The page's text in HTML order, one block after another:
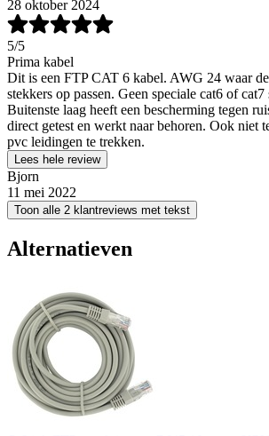
28 oktober 2024
5/5
Prima kabel
Dit is een FTP CAT 6 kabel. AWG 24 waar
stekkers op passen. Geen speciale cat6 of
Buitenste laag heeft een bescherming tegen
direct getest en werkt naar behoren. Ook niet
pvc leidingen te trekken.
Lees hele review
Bjorn
11 mei 2022
Toon alle 2 klantreviews met tekst
Alternatieven